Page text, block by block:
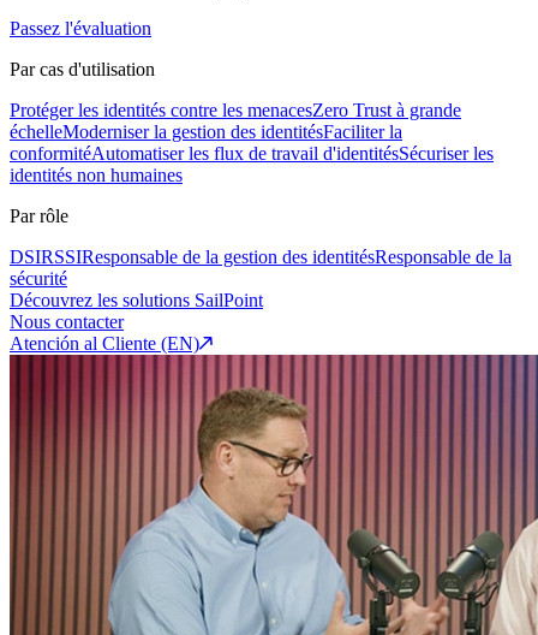
Passez l'évaluation
Par cas d'utilisation
Protéger les identités contre les menacesZero Trust à grande
échelleModerniser la gestion des identitésFaciliter la
conformitéAutomatiser les flux de travail d'identitésSécuriser les
identités non humaines
Par rôle
DSIRSSIResponsable de la gestion des identitésResponsable de la
sécurité
Découvrez les solutions SailPoint
Nous contacter
Atención al Cliente (EN)